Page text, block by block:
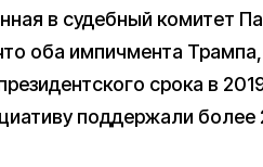
в судебный комитет
оба импичмента
срока в
поддержали